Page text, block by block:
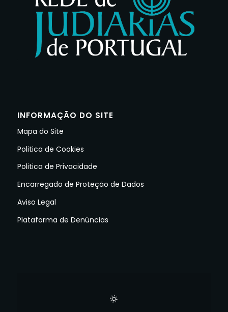
INFORMAÇÃO DO SITE
Mapa do Site
Politica de Cookies
Politica de Privacidade
Encarregado de Proteção de Dados
Aviso Legal
Plataforma de Denúncias